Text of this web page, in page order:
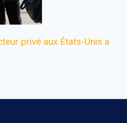
privé aux États-Unis a